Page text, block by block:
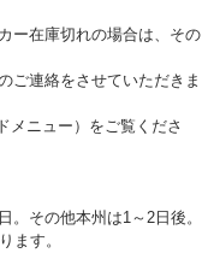
ー在庫切れの場合は、その
ご連絡をさせていただきま
メニュー）をご覧くださ
。その他本州は1～2日後。
ます。